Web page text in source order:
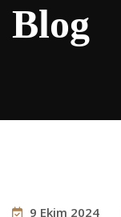
Blog
9 Ekim 2024